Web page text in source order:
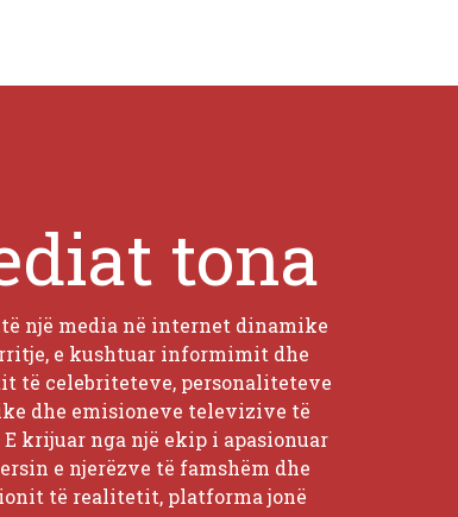
tona
një media në internet dinamike
e kushtuar informimit dhe
të celebriteteve, personaliteteve
dhe emisioneve televizive të
krijuar nga një ekip i apasionuar
e njerëzve të famshëm dhe
të realitetit, platforma jonë